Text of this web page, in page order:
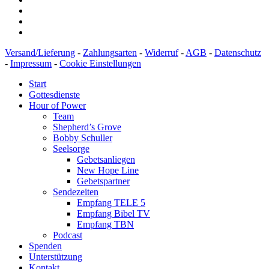
Versand/Lieferung - Zahlungsarten - Widerruf- AGB - Datenschutz
- Impressum - Cookie Einstellungen
Start
Gottesdienste
Hour of Power
Team
Shepherd’s Grove
Bobby Schuller
Seelsorge
Gebetsanliegen
New Hope Line
Gebetspartner
Sendezeiten
Empfang TELE 5
Empfang Bibel TV
Empfang TBN
Podcast
Spenden
Unterstützung